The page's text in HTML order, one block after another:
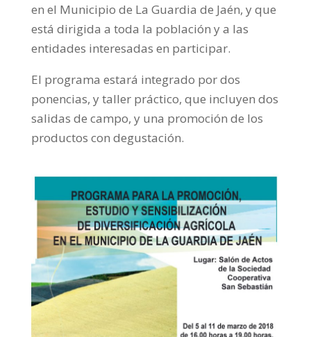
en el Municipio de La Guardia de Jaén, y que
está dirigida a toda la población y a las
entidades interesadas en participar.
El programa estará integrado por dos
ponencias, y taller práctico, que incluyen dos
salidas de campo, y una promoción de los
productos con degustación.